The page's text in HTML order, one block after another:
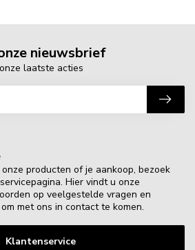
producten of je aankoop, bezoek
Hier vindt u onze
op veelgestelde vragen en
met ons in contact te komen.
Klantenservice
nieuwsbrief
laatste acties